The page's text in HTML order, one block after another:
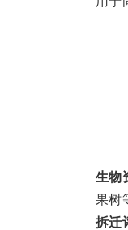
生物
果树等
拆迁